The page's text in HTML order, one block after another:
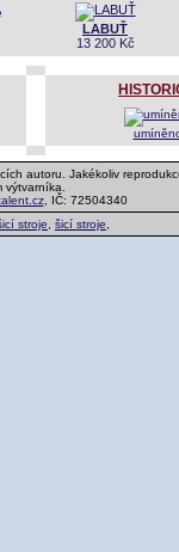
LABUŤ
13 200 Kč
autoru. Jakékoliv
, IČ: 72504340
stroje šicí stroje